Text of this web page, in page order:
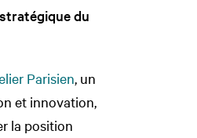
du
Parisien , un
et innovation,
la position